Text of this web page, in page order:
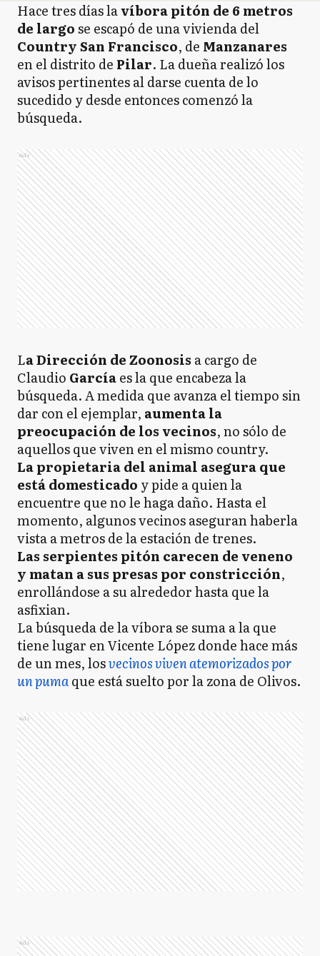
Hace tres días lavíbora pitón de 6 metros
de largose escapó de una vivienda del
Country San Francisco, de Manzanares
en el distrito de Pilar. La dueña realizó los
avisos pertinentes al darse cuenta de lo
sucedido y desde entonces comenzó la
búsqueda.
Ads
La Dirección de Zoonosis a cargo de
Claudio Garcíaes la que encabeza la
búsqueda. A medida que avanza el tiempo sin
dar con el ejemplar, aumenta la
preocupación de los vecinos, no sólo de
aquellos que viven en el mismo country.
La propietaria del animal asegura que
está domesticado y pide a quien la
encuentre que no le haga daño. Hasta el
momento, algunos vecinos aseguran haberla
vista a metros de la estación de trenes.
Las serpientes pitón carecen de veneno
y matan a sus presas por constricción,
enrollándose a su alrededor hasta que la
asfixian.
La búsqueda de la víbora se suma a la que
tiene lugar en Vicente López donde hace más
de un mes, losvecinos viven atemorizados por
un pumaque está suelto por la zona de Olivos.
Ads
Ads